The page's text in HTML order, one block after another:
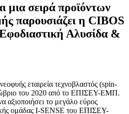
μια σειρά προϊόντων
παρουσιάζει η CIBOS
Αλυσίδα &
νεοφυής εταιρεία τεχνοβλαστός (spin-
του 2020 από το ΕΠΙΣΕΥ-ΕΜΠ.
αξιοποιήσει το μεγάλο εύρος
ομάδας I-SENSE του ΕΠΙΣΕΥ-